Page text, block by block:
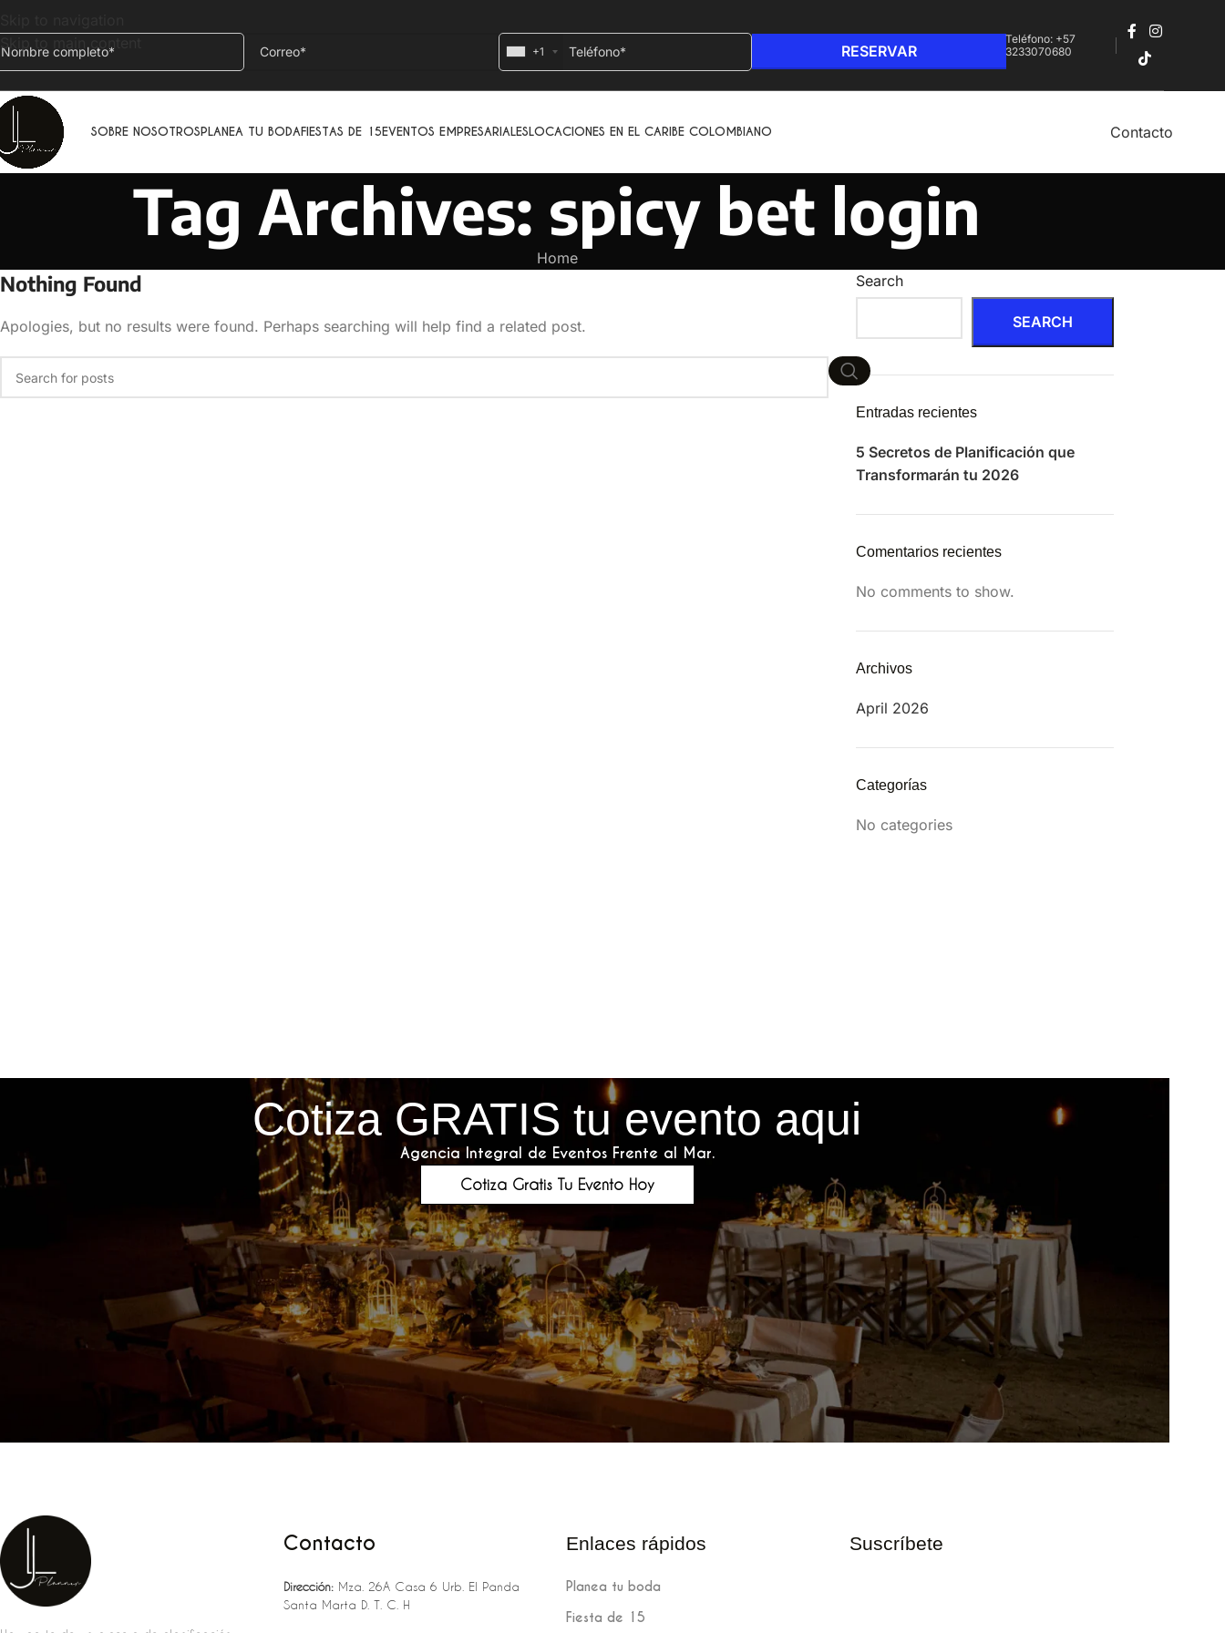
Skip to main content
+1
Teléfono: +57
3233070680‬
SOBRE NOSOTROSPLANEA TU BODAFIESTAS DE 15EVENTOS EMPRESARIALESLOCACIONES EN EL CARIBE COLOMBIANO Contacto
Tag Archives: spicy bet login
Home
Nothing Found
Apologies, but no results were found. Perhaps searching will help find a related post.
Search
SEARCH
Entradas recientes
5 Secretos de Planificación que
Transformarán tu 2026
Comentarios recientes
No comments to show.
Archivos
April 2026
Categorías
No categories
Cotiza GRATIS tu evento aqui
Agencia Integral de Eventos Frente al Mar.
Cotiza Gratis Tu Evento Hoy
Contacto
Dirección:Mza. 26A Casa 6 Urb. El Panda
Santa Marta D. T. C. H
Enlaces rápidos
Planea tu boda
Fiesta de 15
Suscríbete